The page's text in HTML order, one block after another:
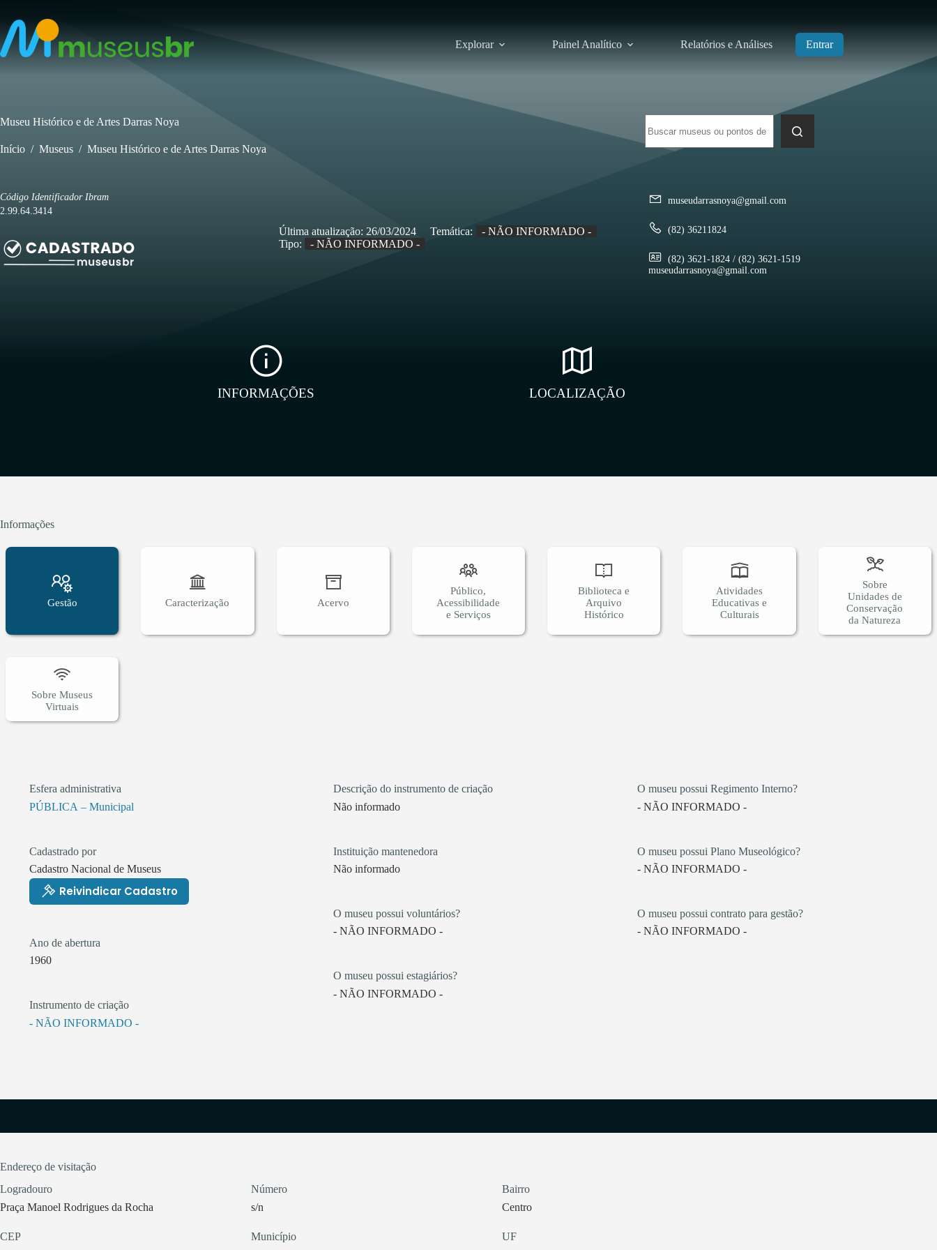
para
conteúdo
Explorar Painel Analítico Relatórios e Análises Entrar
resultados
Museu Histórico e de Artes Darras Noya
Início / Museus / Museu Histórico e de Artes Darras Noya
Código Identificador Ibram
2.99.64.3414
museudarrasnoya@gmail.com
(82) 36211824
(82) 3621-1824 / (82) 3621-1519
museudarrasnoya@gmail.com
Última atualização: 26/03/2024 Temática:
- NÃO INFORMADO -
Tipo:
- NÃO INFORMADO -
INFORMAÇÕES LOCALIZAÇÃO
Informações
Gestão
Esfera administrativa
PÚBLICA – Municipal
Cadastrado por
Cadastro Nacional de Museus
Reivindicar Cadastro
Ano de abertura
1960
Instrumento de criação
- NÃO INFORMADO -
Descrição do instrumento de criação
Não informado
Instituição mantenedora
Não informado
O museu possui voluntários?
- NÃO INFORMADO -
O museu possui estagiários?
- NÃO INFORMADO -
O museu possui Regimento Interno?
- NÃO INFORMADO -
O museu possui Plano Museológico?
- NÃO INFORMADO -
O museu possui contrato para gestão?
- NÃO INFORMADO -
Caracterização Acervo
Público,
Acessibilidade
e Serviços
Biblioteca e
Arquivo
Histórico
Atividades
Educativas e
Culturais
Sobre
Unidades de
Conservação
da Natureza
Sobre Museus
Virtuais
Endereço de visitação
Logradouro
Praça Manoel Rodrigues da Rocha
Número
s/n
Bairro
Centro
CEP
Município
UF